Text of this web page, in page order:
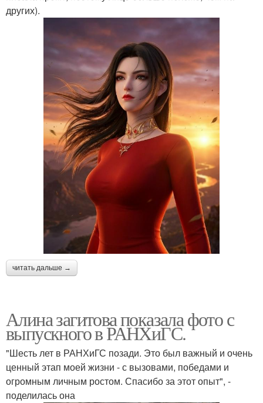
других).
читать дальше →
Алина загитова показала фото с
выпускного в РАНХиГС.
"Шесть лет в РАНХиГС позади. Это был важный и очень
ценный этап моей жизни - с вызовами, победами и
огромным личным ростом. Спасибо за этот опыт", -
поделилась она